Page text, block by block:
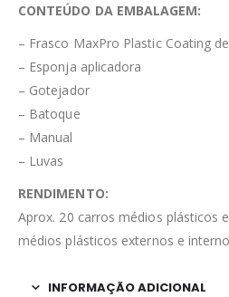
CONTEÚDO DA EMBALAGEM:
– Frasco MaxPro Plastic Coating
– Esponja aplicadora
– Gotejador
– Batoque
– Manual
– Luvas
RENDIMENTO:
Aprox. 20 carros médios plásticos
médios plásticos externos e
INFORMAÇÃO ADICIONAL